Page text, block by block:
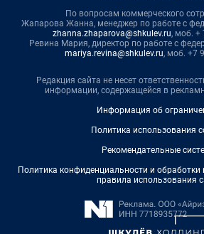
По вопросам коммерческого
Жапарова Жанна, менеджер по работе с
zhanna.zhaparova@shkulev.ru, моб. +
Ревина Мария, директор по работе с
mariya.revina@shkulev.ru, моб. +7
Редакция сайта не несет
информации, содержащейся в
Информация об
Политика использования
Рекомендательные
Политика конфиденциальности и
правила использования